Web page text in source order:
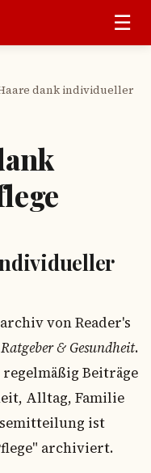
☰
dank individueller
von Reader's
Ratgeber & Gesundheit.
Beiträge
Alltag, Familie
ist
archiviert.